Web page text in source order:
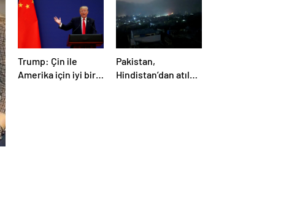
Trump: Çin ile
Amerika için iyi bir
Pakistan,
Hindistan’dan atılan